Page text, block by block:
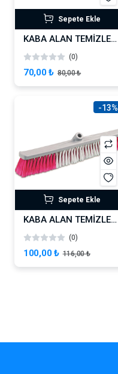
Sepete Ekle
KABA ALAN TEMİZLEME FIRÇASI 40 CM SERT
(0)
70,00 ₺ 80,00 ₺
-13%
Sepete Ekle
KABA ALAN TEMİZLEME FIRÇASI 50 CM YUMUŞAK
(0)
100,00 ₺ 116,00 ₺